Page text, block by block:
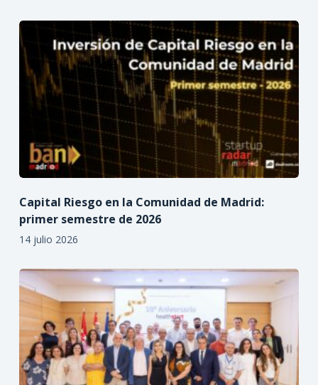
Capital Riesgo en la Comunidad de Madrid:
primer semestre de 2026
14 julio 2026